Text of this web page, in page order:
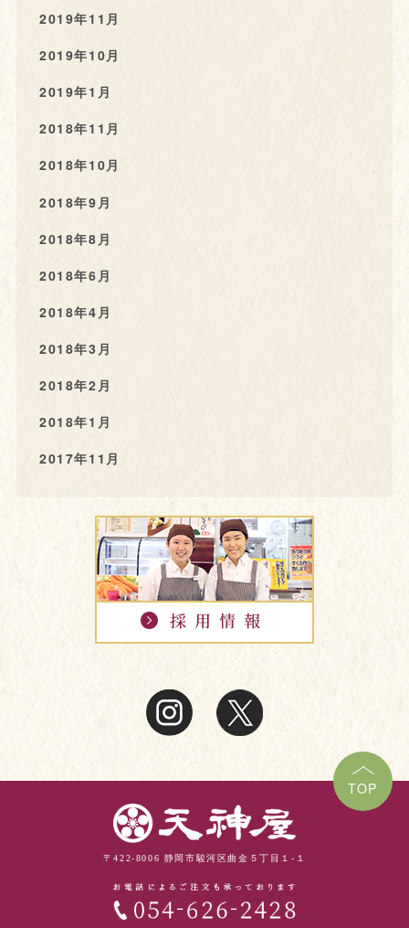
2019年11月
2019年10月
2019年1月
2018年11月
2018年10月
2018年9月
2018年8月
2018年6月
2018年4月
2018年3月
2018年2月
2018年1月
2017年11月
TOP
〒422-8006 静岡市駿河区曲金５丁目１-１